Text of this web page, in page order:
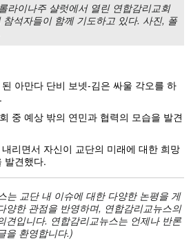
라이나주 샬럿에서 열린 연합감리교회
석자들이 함께 기도하고 있다. 사진, 폴
아만다 단비 보넷-김은 싸울 각오를 하
중 예상 밖의 연민과 협력의 모습을 발견
리면서 자신이 교단의 미래에 대한 희망
발견했다.
는 교단 내 이슈에 대한 다양한 논평을 게
양한 관점을 반영하며, 연합감리교뉴스의
견입니다. 연합감리교뉴스는 언제나 반론
을 환영합니다.)